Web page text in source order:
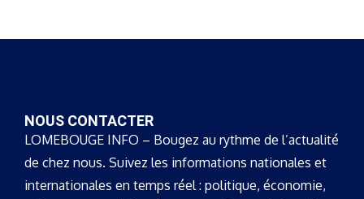
NOUS CONTACTER
LOMEBOUGE INFO – Bougez au rythme de l’actualité
de chez nous. Suivez les informations nationales et
internationales en temps réel : politique, économie,